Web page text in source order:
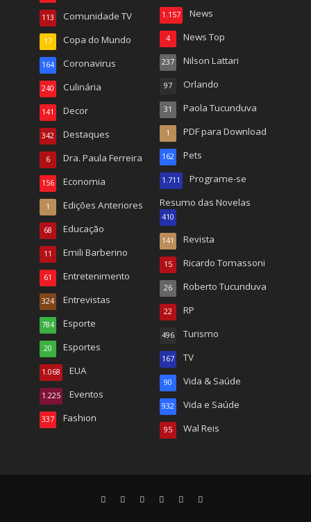
Comunidade TV
113
Copa do Mundo
17
Coronavirus
164
Culinária
240
Decor
141
Destaques
342
Dra. Paula Ferreira
6
Economia
156
Edições Anteriores
1
Educação
68
Emili Barberino
11
Entretenimento
61
Entrevistas
324
Esporte
784
Esportes
20
EUA
1.068
Eventos
1.225
Fashion
337
News
1.157
News Top
4
Nilson Lattari
237
Orlando
97
Paola Tucunduva
31
PDF para Download
1
Pets
162
Programe-se
1.711
Resumo das Novelas
410
Revista
141
Ricardo Tomassoni
15
Roberto Tucunduva
26
RP
22
Turismo
496
TV
167
Vida & Saúde
90
Vida e Saúde
932
Wal Reis
95